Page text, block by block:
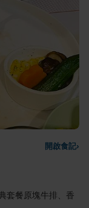
開啟食記›
套餐原塊牛排、香